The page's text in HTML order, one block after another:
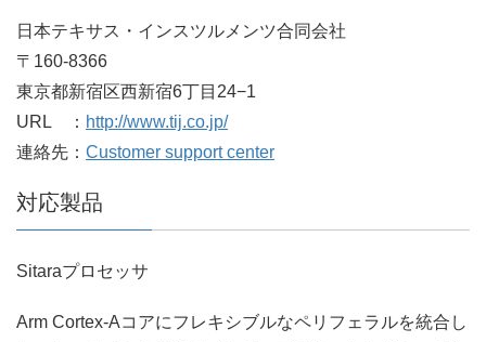
日本テキサス・インスツルメンツ合同会社
〒160-8366
東京都新宿区西新宿6丁目24−1
URL ： http://www.tij.co.jp/
連絡先： Customer support center
対応製品
Sitaraプロセッサ
Arm Cortex-Aコアにフレキシブルなペリフェラルを統合し